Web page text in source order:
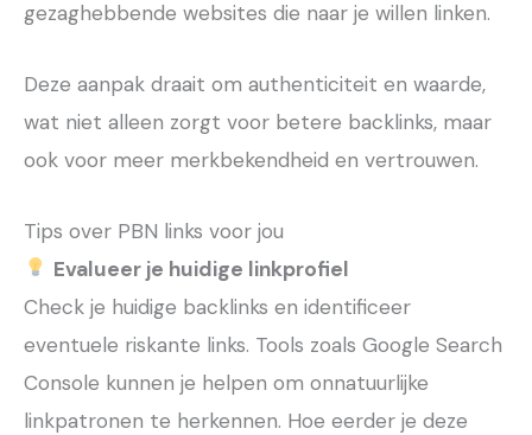
gezaghebbende websites die naar je willen linken.
Deze aanpak draait om authenticiteit en waarde,
wat niet alleen zorgt voor betere backlinks, maar
ook voor meer merkbekendheid en vertrouwen.
Tips over PBN links voor jou
Evalueer je huidige linkprofiel
Check je huidige backlinks en identificeer
eventuele riskante links. Tools zoals Google Search
Console kunnen je helpen om onnatuurlijke
linkpatronen te herkennen. Hoe eerder je deze